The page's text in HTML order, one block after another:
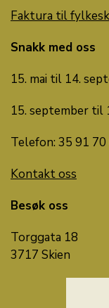
Faktura til
Snakk med oss
15. mai til 14.
15. september til
Telefon: 35 91 70
Kontakt oss
Besøk oss
Torggata 18
3717 Skien